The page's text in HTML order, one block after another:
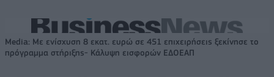
Media: Με ενίσχυση 8 εκατ. ευρώ σε 451 επιχειρήσεις ξεκίνησε το
πρόγραμμα στήριξης- Κάλυψη εισφορών ΕΔΟΕΑΠ